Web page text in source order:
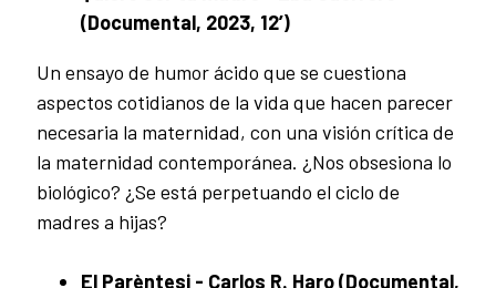
(Documental, 2023, 12’)
Un ensayo de humor ácido que se cuestiona
aspectos cotidianos de la vida que hacen parecer
necesaria la maternidad, con una visión crítica de
la maternidad contemporánea. ¿Nos obsesiona lo
biológico? ¿Se está perpetuando el ciclo de
madres a hijas?
El Parèntesi - Carlos R. Haro (Documental,